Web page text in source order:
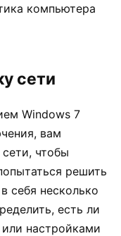
компьютера
сети
Windows 7
вам
сети, чтобы
решить
себя несколько
есть ли
настройками